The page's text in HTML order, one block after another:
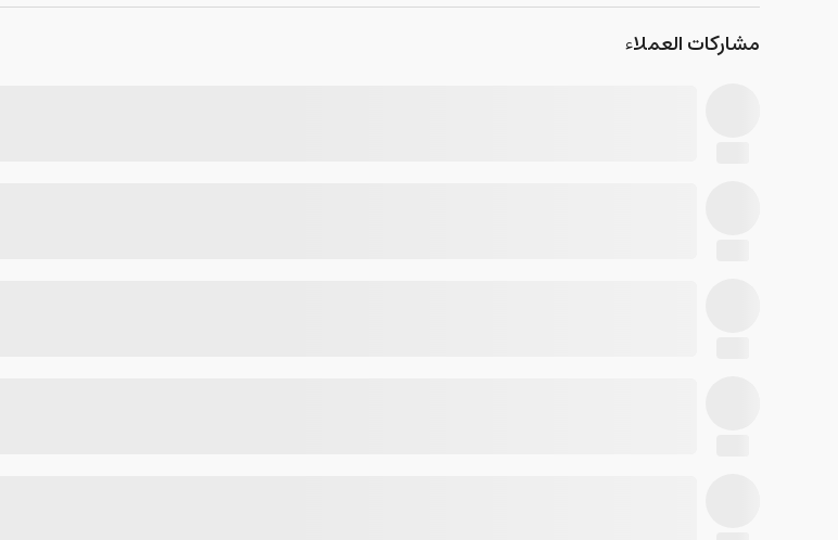
مشاركات العملاء